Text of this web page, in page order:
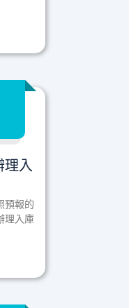
理入
預報的
理入庫